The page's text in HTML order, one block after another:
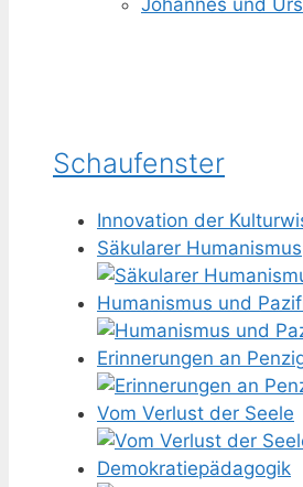
Johannes und
Schaufenster
Innovation der
Säkularer Humanismus
Humanismus und
Erinnerungen an
Vom Verlust der Seele
Demokratiepädagogik